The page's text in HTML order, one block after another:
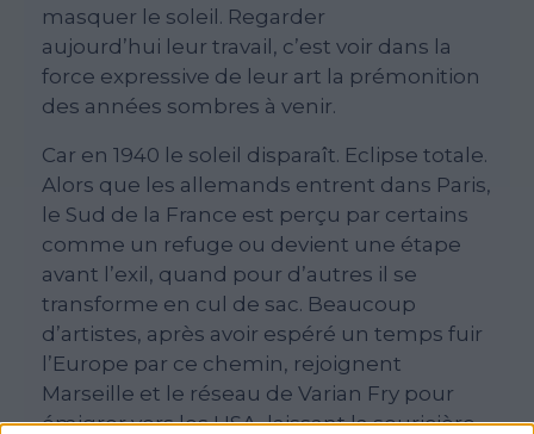
masquer le soleil. Regarder
aujourd’hui leur travail, c’est voir dans la
force expressive de leur art la prémonition
des années sombres à venir.
Car en 1940 le soleil disparaît. Eclipse totale.
Alors que les allemands entrent dans Paris,
le Sud de la France est perçu par certains
comme un refuge ou devient une étape
avant l’exil, quand pour d’autres il se
transforme en cul de sac. Beaucoup
d’artistes, après avoir espéré un temps fuir
l’Europe par ce chemin, rejoignent
Marseille et le réseau de Varian Fry pour
émigrer vers les USA, laissant la souricière